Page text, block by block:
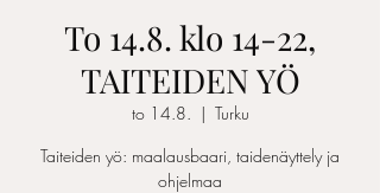
To 14.8. klo 14-22,
TAITEIDEN YÖ
to 14.8.
  |
Turku
Taiteiden yö: maalausbaari, taidenäyttely ja
ohjelmaa